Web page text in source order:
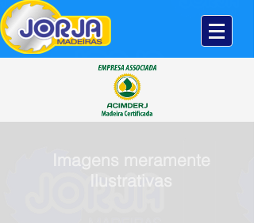
Imagens meramente
Ilustrativas